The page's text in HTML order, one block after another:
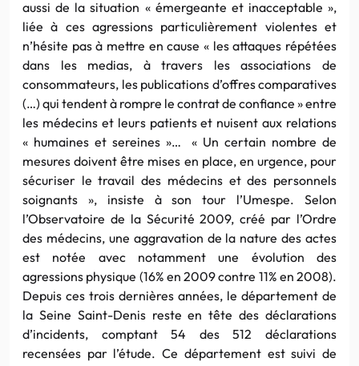
aussi de la situation « émergeante et inacceptable »,
liée à ces agressions particulièrement violentes et
n’hésite pas à mettre en cause « les attaques répétées
dans les medias, à travers les associations de
consommateurs, les publications d’offres comparatives
(…) qui tendent à rompre le contrat de confiance » entre
les médecins et leurs patients et nuisent aux relations
« humaines et sereines »… « Un certain nombre de
mesures doivent être mises en place, en urgence, pour
sécuriser le travail des médecins et des personnels
soignants », insiste à son tour l’Umespe. Selon
l’Observatoire de la Sécurité 2009, créé par l’Ordre
des médecins, une aggravation de la nature des actes
est notée avec notamment une évolution des
agressions physique (16% en 2009 contre 11% en 2008).
Depuis ces trois dernières années, le département de
la Seine Saint-Denis reste en tête des déclarations
d’incidents, comptant 54 des 512 déclarations
recensées par l’étude. Ce département est suivi de